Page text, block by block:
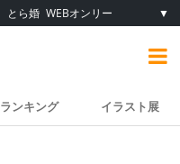
とら婚 WEBオンリー ▼
ランキング イラスト展